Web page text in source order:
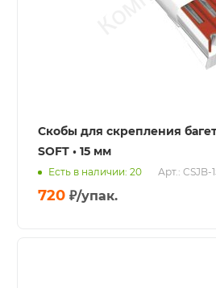
Скобы для скрепления
SOFT • 15 мм
Есть в наличии: 20 Арт.: CSJB-
720 ₽/упак.